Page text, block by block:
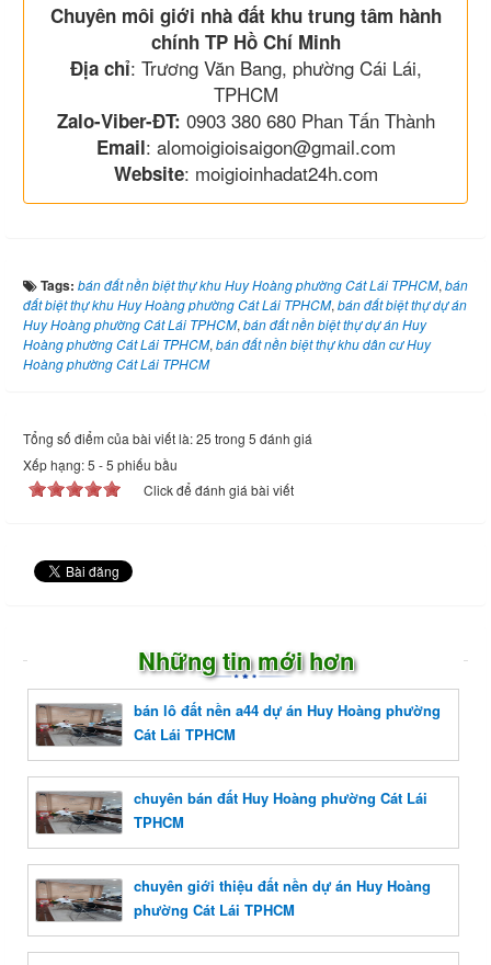
Chuyên môi giới nhà đất khu trung tâm hành
chính TP Hồ Chí Minh
Địa chỉ: Trương Văn Bang, phường Cái Lái,
TPHCM
Zalo-Viber-ĐT: 0903 380 680 Phan Tấn Thành
Email: alomoigioisaigon@gmail.com
Website: moigioinhadat24h.com
Tags: bán đất nền biệt thự khu Huy Hoàng phường Cát Lái TPHCM, bán
đất biệt thự khu Huy Hoàng phường Cát Lái TPHCM, bán đất biệt thự dự án
Huy Hoàng phường Cát Lái TPHCM, bán đất nền biệt thự dự án Huy
Hoàng phường Cát Lái TPHCM, bán đất nền biệt thự khu dân cư Huy
Hoàng phường Cát Lái TPHCM
Tổng số điểm của bài viết là: 25 trong 5 đánh giá
Xếp hạng:5 -5 phiếu bầu
Click để đánh giá bài viết
Những tin mới hơn
bán lô đất nền a44 dự án Huy Hoàng phường
Cát Lái TPHCM
chuyên bán đất Huy Hoàng phường Cát Lái
TPHCM
chuyên giới thiệu đất nền dự án Huy Hoàng
phường Cát Lái TPHCM